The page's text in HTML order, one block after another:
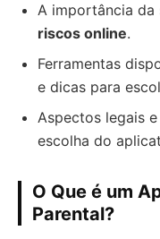
A importância da
riscos online.
Ferramentas
e dicas para
Aspectos legais
escolha do
O Que é um
Parental?